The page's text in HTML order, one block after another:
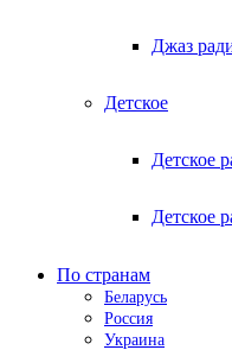
Джаз
Детское
Детское
Детское
По странам
Беларусь
Россия
Украина